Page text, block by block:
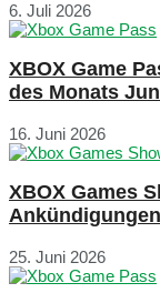
6. Juli 2026
XBOX Game
des Monats
16. Juni 2026
XBOX Games
25. Juni 2026